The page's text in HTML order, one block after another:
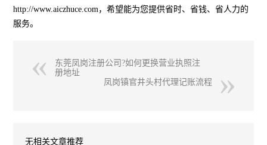
http://www.aiczhuce.com，希望能为您提供省时、省钱、省人力的
服务。
东莞凤岗注册公司?如何更换营业执照注
册地址
凤岗镇官井头村代理记账流程
无相关文章推荐